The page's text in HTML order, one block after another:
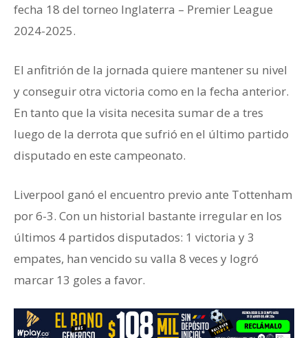
fecha 18 del torneo Inglaterra – Premier League
2024-2025.
El anfitrión de la jornada quiere mantener su nivel
y conseguir otra victoria como en la fecha anterior.
En tanto que la visita necesita sumar de a tres
luego de la derrota que sufrió en el último partido
disputado en este campeonato.
Liverpool ganó el encuentro previo ante Tottenham
por 6-3. Con un historial bastante irregular en los
últimos 4 partidos disputados: 1 victoria y 3
empates, han vencido su valla 8 veces y logró
marcar 13 goles a favor.